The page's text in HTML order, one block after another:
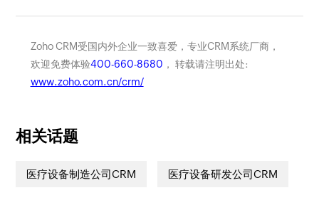
Zoho CRM受国内外企业一致喜爱，专业CRM系统厂商，
欢迎免费体验400-660-8680 ， 转载请注明出处:
www.zoho.com.cn/crm/
相关话题
医疗设备制造公司CRM 医疗设备研发公司CRM